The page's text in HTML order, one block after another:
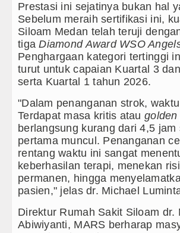
Prestasi ini sejatinya bukan hal
Sebelum meraih sertifikasi ini,
Siloam Medan telah teruji
tigaDiamond Award WSO
Penghargaan kategori tertinggi
turut untuk capaian Kuartal 3
serta Kuartal 1 tahun 2026.
"Dalam penanganan strok,
Terdapat masa kritis atau
berlangsung kurang dari 4,5 jam
pertama muncul. Penanganan
rentang waktu ini sangat
keberhasilan terapi, menekan
permanen, hingga
pasien," jelas dr. Michael
Direktur Rumah Sakit Siloam dr.
Abiwiyanti, MARS berharap